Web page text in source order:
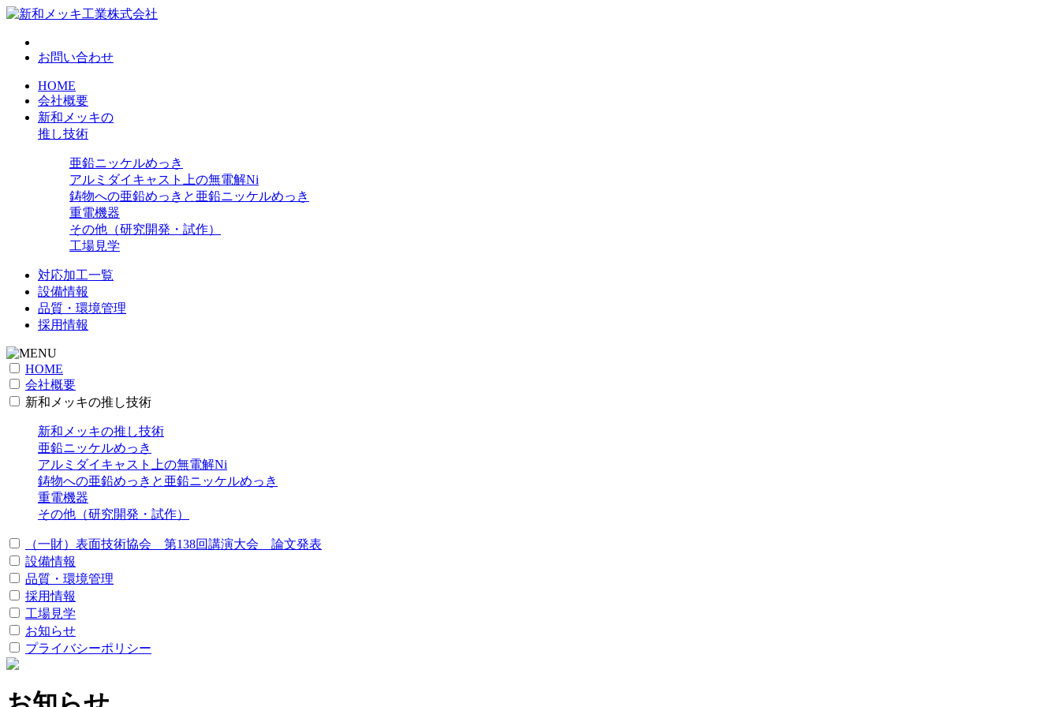
お問い合わせ
HOME
会社概要
新和メッキの
推し技術
亜鉛ニッケルめっき
アルミダイキャスト上の無電解Ni
鋳物への亜鉛めっきと亜鉛ニッケルめっき
重電機器
その他（研究開発・試作）
工場見学
対応加工一覧
設備情報
品質・環境管理
採用情報
HOME
会社概要
新和メッキの推し技術
新和メッキの推し技術
亜鉛ニッケルめっき
アルミダイキャスト上の無電解Ni
鋳物への亜鉛めっきと亜鉛ニッケルめっき
重電機器
その他（研究開発・試作）
（一財）表面技術協会 第138回講演大会 論文発表
設備情報
品質・環境管理
採用情報
工場見学
お知らせ
プライバシーポリシー